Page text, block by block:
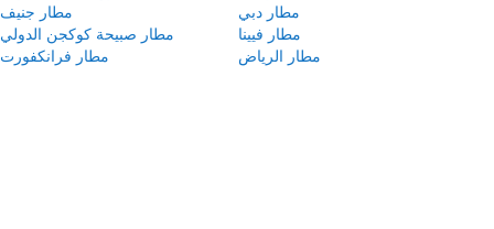
مطار جنيف
مطار دبي
مطار صبيحة كوكجن الدولي
مطار فيينا
مطار فرانكفورت
مطار الرياض